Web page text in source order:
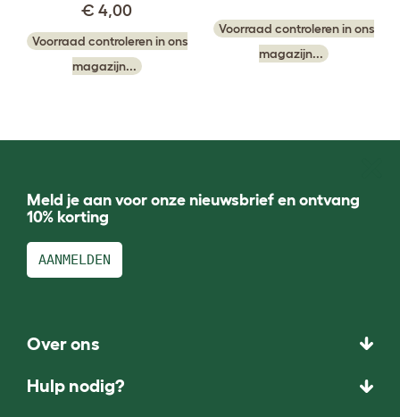
€ 4,00
Voorraad controleren in ons
magazijn...
Voorraad controleren in ons
magazijn...
Meld je aan voor onze nieuwsbrief en ontvang
10% korting
AANMELDEN
Over ons
Hulp nodig?